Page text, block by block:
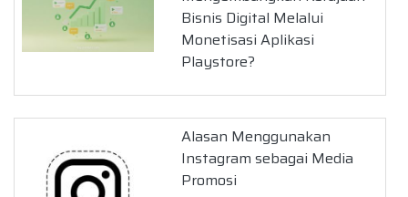
Bisnis Digital Melalui
Monetisasi Aplikasi
Playstore?
Alasan Menggunakan
Instagram sebagai Media
Promosi